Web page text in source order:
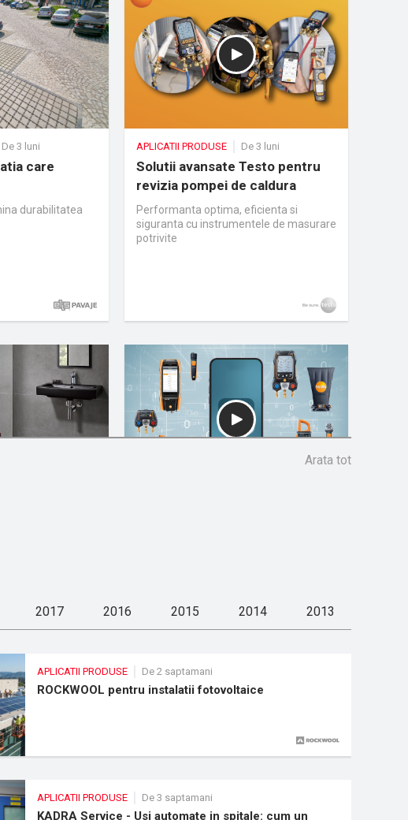
De 3 luni
care
durabilitatea
APLICATII PRODUSE De 3 luni
Solutii avansate Testo pentru
revizia pompei de caldura
Performanta optima, eficienta si
siguranta cu instrumentele de masurare
potrivite
instrumente si aplicatii de masurare
Arata tot
2017 2016 2015 2014 2013
APLICATII PRODUSE De 2 saptamani
ROCKWOOL pentru instalatii fotovoltaice
APLICATII PRODUSE De 3 saptamani
KADRA Service - Usi automate in spitale: cum un